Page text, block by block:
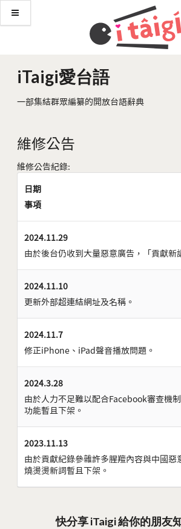
iTaigi愛台語
一部集結群眾編纂的開放台語辭典
維修公告
維修公告紀錄:
日期
事項
2024.11.29
由於後台仍收到大量惡意廣告，「貢獻新
2024.11.10
更新外部超連結網址及名稱。
2024.11.7
修正iPhone、iPad聲音播放問題。
2024.3.28
由於人力不足難以配合Facebook審查機
功能暫且下架。
2023.11.13
由於貢獻紀錄參雜許多腥羶內容與中國惡
燒燙燙新詞暫且下架。
快分享 iTaigi 給你的朋友